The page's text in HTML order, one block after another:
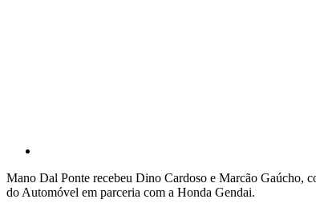
Mano Dal Ponte recebeu Dino Cardoso e Marcão Gaúcho,
do Automóvel em parceria com a Honda Gendai.